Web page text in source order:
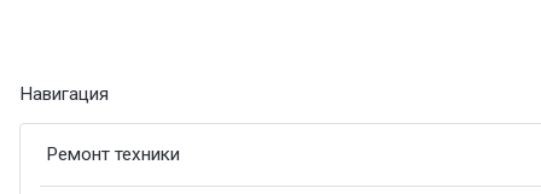
Навигация
Ремонт техники